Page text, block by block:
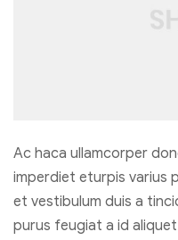
Ac haca ullamcorper
imperdiet eturpis varius
et vestibulum duis a
purus feugiat a id